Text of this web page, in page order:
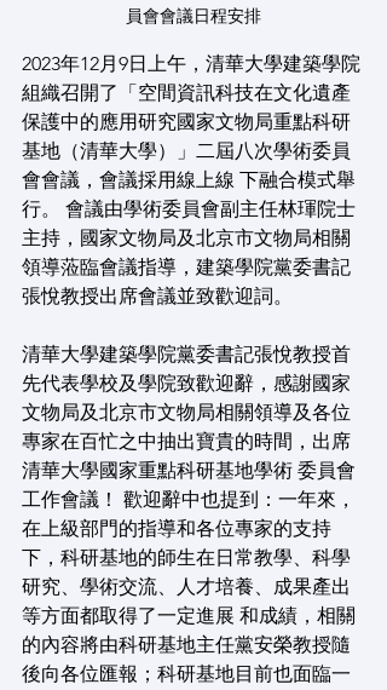
員會會議日程安排
2023年12月9日上午，清華大學建築學院
組織召開了「空間資訊科技在文化遺產
保護中的應用研究國家文物局重點科研
基地（清華大學）」二屆八次學術委員
會會議，會議採用線上線 下融合模式舉
行。 會議由學術委員會副主任林琿院士
主持，國家文物局及北京市文物局相關
領導蒞臨會議指導，建築學院黨委書記
張悅教授出席會議並致歡迎詞。
清華大學建築學院黨委書記張悅教授首
先代表學校及學院致歡迎辭，感謝國家
文物局及北京市文物局相關領導及各位
專家在百忙之中抽出寶貴的時間，出席
清華大學國家重點科研基地學術 委員會
工作會議！ 歡迎辭中也提到：一年來，
在上級部門的指導和各位專家的支持
下，科研基地的師生在日常教學、科學
研究、學術交流、人才培養、成果產出
等方面都取得了一定進展 和成績，相關
的內容將由科研基地主任黨安榮教授隨
後向各位匯報；科研基地目前也面臨一